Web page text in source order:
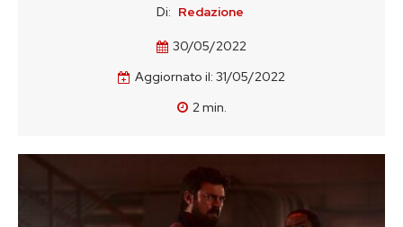
Di: Redazione
30/05/2022
Aggiornato il: 31/05/2022
2min.